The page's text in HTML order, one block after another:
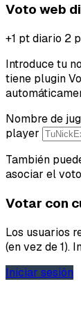
Voto web
+1 pt diario 2
Introduce tu
tiene plugin
Nombre de
player
También
asociar el
Votar con
Los usuarios
(en vez de 1).
Iniciar sesión